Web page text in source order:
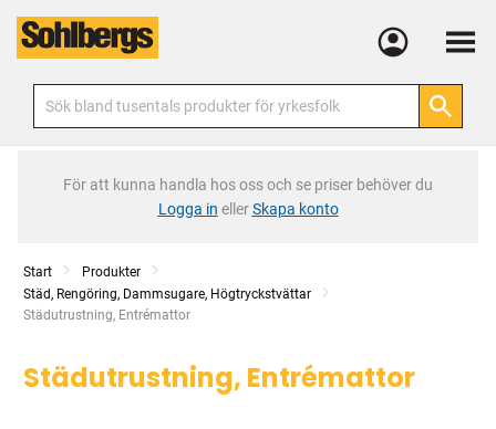
Meny
För att kunna handla hos oss och se priser behöver du
Logga in ellerSkapa konto
Start
Produkter
Städ, Rengöring, Dammsugare, Högtryckstvättar
Current:
Städutrustning, Entrémattor
Städutrustning, Entrémattor